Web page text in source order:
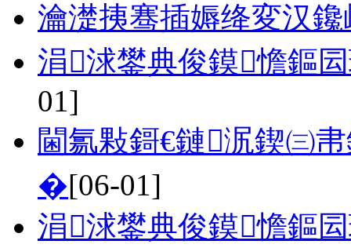
瀹濋挗骞插媷绛変汉
涓浗鐢典俊鏌憺鏂
01]
閫氱敤鎶€鏈泦鍥㈢
�[06-01]
涓浗鐢典俊鏌憺鏂